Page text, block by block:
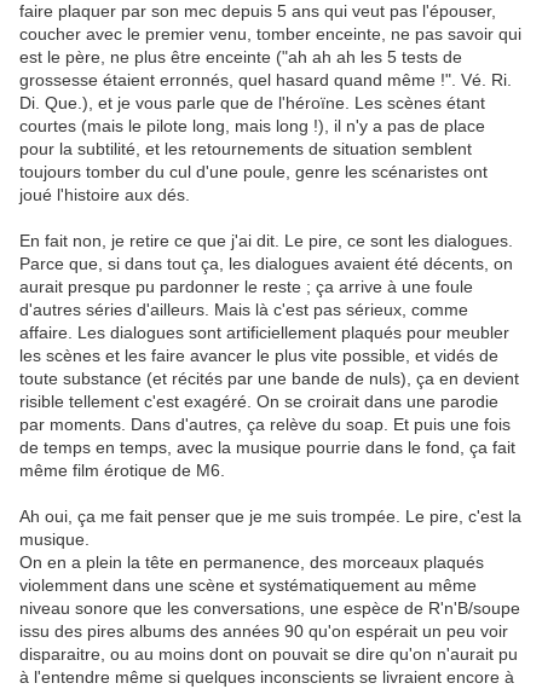
faire plaquer par son mec depuis 5 ans qui veut pas l'épouser,
coucher avec le premier venu, tomber enceinte, ne pas savoir qui
est le père, ne plus être enceinte ("ah ah ah les 5 tests de
grossesse étaient erronnés, quel hasard quand même !". Vé. Ri.
Di. Que.), et je vous parle que de l'héroïne. Les scènes étant
courtes (mais le pilote long, mais long !), il n'y a pas de place
pour la subtilité, et les retournements de situation semblent
toujours tomber du cul d'une poule, genre les scénaristes ont
joué l'histoire aux dés.
En fait non, je retire ce que j'ai dit. Le pire, ce sont les dialogues.
Parce que, si dans tout ça, les dialogues avaient été décents, on
aurait presque pu pardonner le reste ; ça arrive à une foule
d'autres séries d'ailleurs. Mais là c'est pas sérieux, comme
affaire. Les dialogues sont artificiellement plaqués pour meubler
les scènes et les faire avancer le plus vite possible, et vidés de
toute substance (et récités par une bande de nuls), ça en devient
risible tellement c'est exagéré. On se croirait dans une parodie
par moments. Dans d'autres, ça relève du soap. Et puis une fois
de temps en temps, avec la musique pourrie dans le fond, ça fait
même film érotique de M6.
Ah oui, ça me fait penser que je me suis trompée. Le pire, c'est la
musique.
On en a plein la tête en permanence, des morceaux plaqués
violemment dans une scène et systématiquement au même
niveau sonore que les conversations, une espèce de R'n'B/soupe
issu des pires albums des années 90 qu'on espérait un peu voir
disparaitre, ou au moins dont on pouvait se dire qu'on n'aurait pu
à l'entendre même si quelques inconscients se livraient encore à